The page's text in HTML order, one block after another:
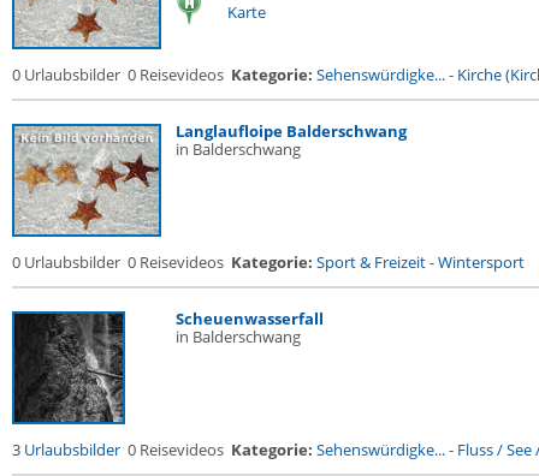
Karte
0 Urlaubsbilder 0 Reisevideos Kategorie: Sehenswürdigke...- Kirche
Langlaufloipe Balderschwang
in Balderschwang
0 Urlaubsbilder 0 Reisevideos Kategorie: Sport & Freizeit-Wintersport
Scheuenwasserfall
in Balderschwang
3 Urlaubsbilder 0 Reisevideos Kategorie: Sehenswürdigke...- Fluss / See